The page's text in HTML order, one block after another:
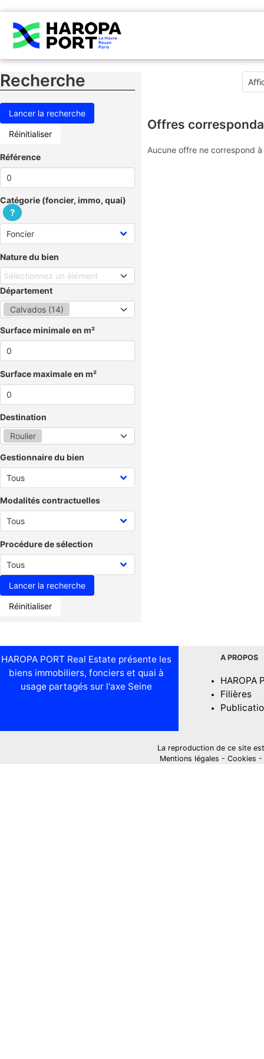
Recherche
Réinitialiser
Référence
Catégorie (foncier, immo, quai)
?
Nature du bien
Sélectionnez un élément
Département
Calvados (14)
Surface minimale en m²
Surface maximale en m²
Destination
Roulier
Gestionnaire du bien
Modalités contractuelles
Procédure de sélection
Réinitialiser
Offres
Aucune offre ne correspond
HAROPA PORT Real Estate présente les
biens immobiliers, fonciers et quai à
usage partagés sur l'axe Seine
A PROPOS
HAROPA
Filières
La reproduction de ce site
Mentions légales - Cookies -